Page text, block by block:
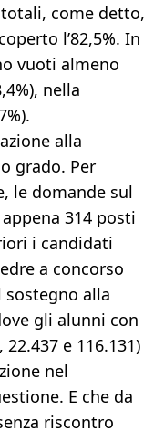
come detto,
l’82,5%. In
vuoti almeno
nella
alla
grado. Per
le domande sul
314 posti
i candidati
a concorso
sostegno alla
gli alunni con
e 116.131)
nel
E che da
riscontro